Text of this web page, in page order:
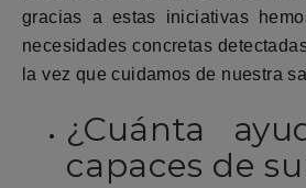
gracias a estas iniciativas
necesidades concretas
la vez que cuidamos de nuestra
¿Cuánta
capaces de